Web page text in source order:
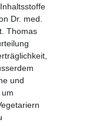
Dr. med.
Thomas
und